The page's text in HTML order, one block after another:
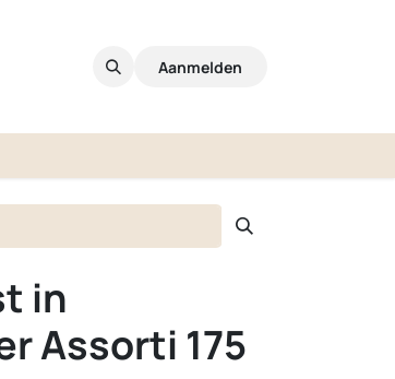
Aanmelden
in
Assorti 175